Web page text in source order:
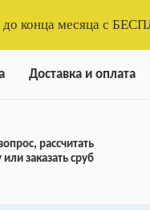
до конца месяца с
Доставка и оплата
рассчитать
или заказать сруб